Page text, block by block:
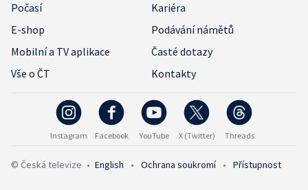
Počasí
Kariéra
E-shop
Podávání námětů
Mobilní a TV aplikace
Časté dotazy
Vše o ČT
Kontakty
Instagram Facebook YouTube X (Twitter) Threads
© Česká televize • English • Ochrana soukromí • Přístupnost